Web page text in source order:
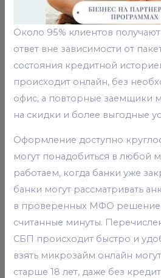
Около 95% клиентов
ответ вне зависимости от
состояния кредитной
происходит онлайн, без
офис, а повторные заемщики
на скидки и более выгодные
Оформление доступно
могут понадобиться в любой
работаем, когда банки уже
банки могут рассматривать
в проверенных МФО решение
считанные минуты.
СБП происходит быстро и
взять микрозайм онлайн
старше 18 лет, даже без